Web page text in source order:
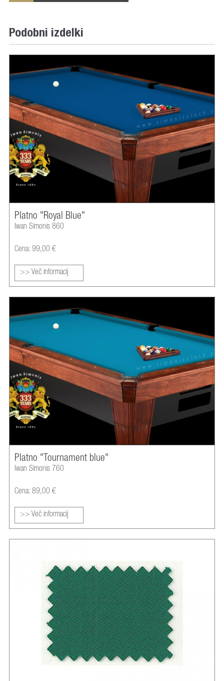
Podobni izdelki
Platno "Royal Blue"
Iwan Simonis 860
Cena: 99,00 €
>> Več informacij
Platno "Tournament blue"
Iwan Simonis 760
Cena: 89,00 €
>> Več informacij